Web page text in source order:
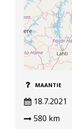
MAANTIE
18.7.2021
580 km